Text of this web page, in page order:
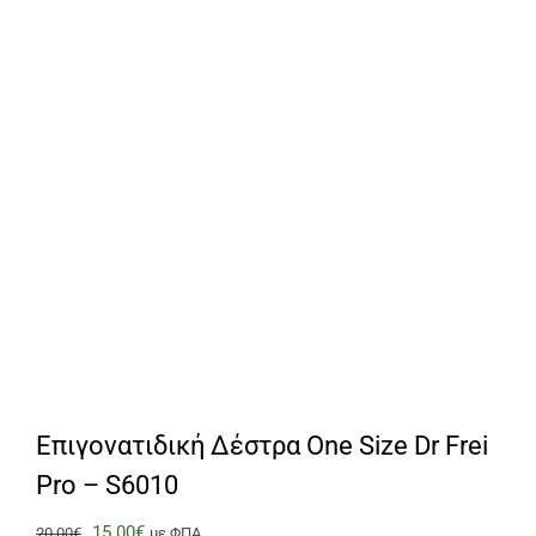
Επιγονατιδική Δέστρα One Size Dr Frei
Pro – S6010
OriginalΗ